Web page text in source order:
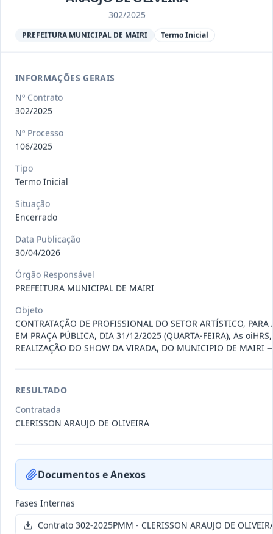
Termo
Inicial
contrato a contratação de emp
Situação
2023
Inicial
para apresentação musi
011-
Termo
Inicial
Contratação de empresa especializada
Situação: Encerrado Data : 04/08/2026 Ver detalhes
2023
Data:03/08/2026
009-
Contratação de pessoa jurídica para
302/2025
PREFEITURA MUNICIPAL DE MAIRI Termo Inicial
INFORMAÇÕES GERAIS
Nº Contrato
302/2025
Nº Processo
106/2025
Tipo
Termo Inicial
Situação
Encerrado
Data Publicação
30/04/2026
Órgão Responsável
PREFEITURA MUNICIPAL DE MAIRI
Objeto
CONTRATAÇÃO DE PROFISSIONAL DO SETOR ARTÍSTICO, PARA
EM PRAÇA PÚBLICA, DIA 31/12/2025 (QUARTA-FEIRA), As oiHRS,
REALIZAÇÃO DO SHOW DA VIRADA, DO MUNICIPIO DE MAIRI
RESULTADO
Contratada
CLERISSON ARAUJO DE OLIVEIRA
Documentos e Anexos
Fases Internas
Contrato 302-2025PMM - CLERISSON ARAUJO DE